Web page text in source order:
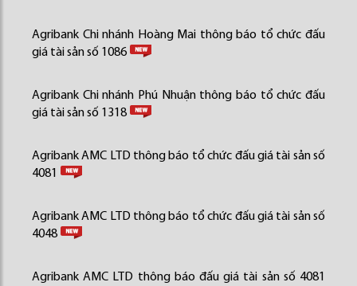
Agribank Chi nhánh Hoàng Mai thông báo tổ chức đấu
giá tài sản số 1086
Agribank Chi nhánh Phú Nhuận thông báo tổ chức đấu
giá tài sản số 1318
Agribank AMC LTD thông báo tổ chức đấu giá tài sản số
4081
Agribank AMC LTD thông báo tổ chức đấu giá tài sản số
4048
Agribank AMC LTD thông báo đấu giá tài sản số 4081